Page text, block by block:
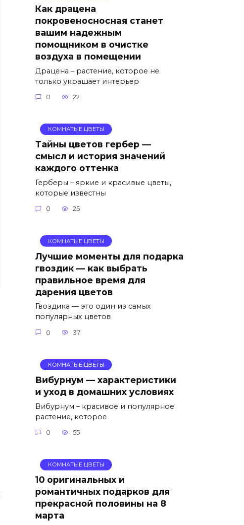
Как драцена
покровеносносная станет
вашим надежным
помощником в очистке
воздуха в помещении
Драцена – растение, которое не
только украшает интерьер
0 22
КОМНАТЫЕ ЦВЕТЫ
Тайны цветов гербер —
смысл и история значений
каждого оттенка
Герберы – яркие и красивые цветы,
которые известны
0 25
КОМНАТЫЕ ЦВЕТЫ
Лучшие моменты для подарка
гвоздик — как выбрать
правильное время для
дарения цветов
Гвоздика — это один из самых
популярных цветов
0 37
КОМНАТЫЕ ЦВЕТЫ
Вибурнум — характеристики
и уход в домашних условиях
Вибурнум – красивое и популярное
растение, которое
0 55
КОМНАТЫЕ ЦВЕТЫ
10 оригинальных и
романтичных подарков для
прекрасной половины на 8
марта